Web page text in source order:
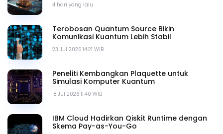
4 hari yang lalu
23 Jul 2026 14.21 WIB
Terobosan Quantum Source Bikin
Komunikasi Kuantum Lebih Stabil
18 Jul 2026 11.40 WIB
Peneliti Kembangkan Plaquette untuk
Simulasi Komputer Kuantum
IBM Cloud Hadirkan Qiskit Runtime dengan
Skema Pay-as-You-Go